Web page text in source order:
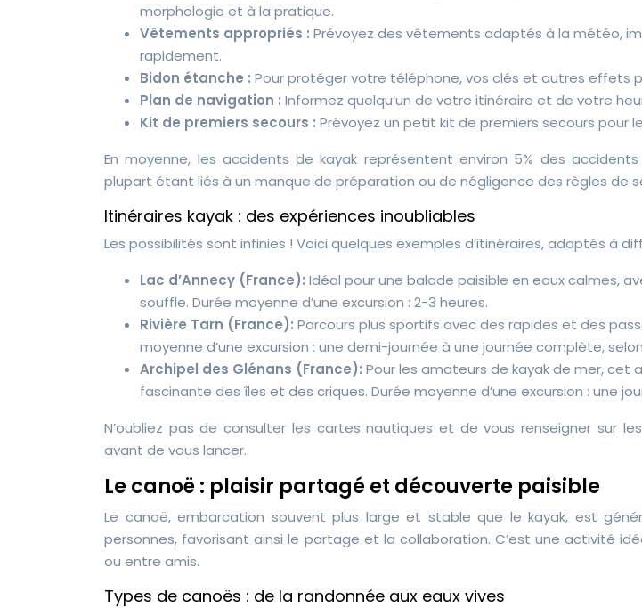
morphologie et à la pratique.
Vêtements appropriés : Prévoyez des vêtements adaptés à la météo,
rapidement.
Bidon étanche : Pour protéger votre téléphone, vos clés et autres effets
Plan de navigation : Informez quelqu’un de votre itinéraire et de votre
Kit de premiers secours : Prévoyez un petit kit de premiers secours pour
En moyenne, les accidents de kayak représentent environ 5% des
plupart étant liés à un manque de préparation ou de négligence des règles de
Itinéraires kayak : des expériences inoubliables
Les possibilités sont infinies ! Voici quelques exemples d’itinéraires, adaptés à
Lac d’Annecy (France): Idéal pour une balade paisible en eaux calmes,
souffle. Durée moyenne d’une excursion : 2-3 heures.
Rivière Tarn (France): Parcours plus sportifs avec des rapides et des
moyenne d’une excursion : une demi-journée à une journée complète,
Archipel des Glénans (France): Pour les amateurs de kayak de mer, cet
fascinante des îles et des criques. Durée moyenne d’une excursion : une
N’oubliez pas de consulter les cartes nautiques et de vous renseigner sur
avant de vous lancer.
Le canoë : plaisir partagé et découverte paisible
Le canoë, embarcation souvent plus large et stable que le kayak, est
personnes, favorisant ainsi le partage et la collaboration. C’est une activité
ou entre amis.
Types de canoës : de la randonnée aux eaux vives